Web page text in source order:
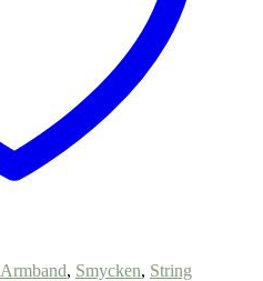
Armband, Smycken, String